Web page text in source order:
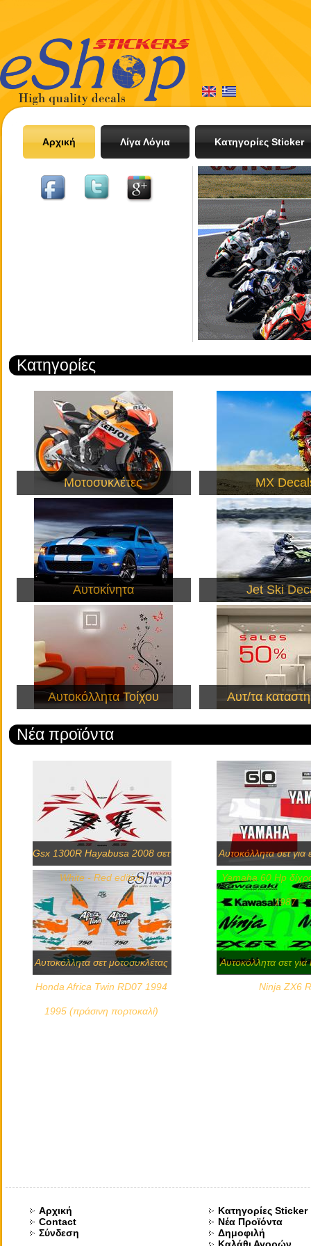
Αρχική Λίγα Λόγια Κατηγορίες Sticker
Κατηγορίες
Μοτοσυκλέτες MX
Αυτοκίνητα Jet Ski
Αυτοκόλλητα Τοίχου Αυτ/τα
Νέα προϊόντα
Gsx 1300R Hayabusa 2008 σετ
White - Red edition
Αυτοκόλλητα σετ για
Yamaha 60 Hp
1987
Αυτοκόλλητα σετ μοτοσυκλέτας
Honda Africa Twin RD07 1994
1995 (πράσινη πορτοκαλί)
Αυτοκόλλητα σετ
Ninja ZX6
Αρχική
Contact
Σύνδεση
Κατηγορίες Sticker
Νέα Προϊόντα
Δημοφιλή